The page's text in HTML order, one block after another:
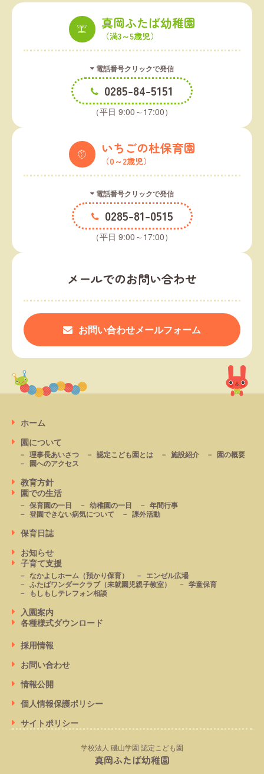
真岡ふたば幼稚園
（満3～5歳児）
電話番号クリックで発信
0285-84-5151
（平日 9:00～17:00）
いちごの杜保育園
（0～2歳児）
電話番号クリックで発信
0285-81-0515
（平日 9:00～17:00）
メールでのお問い合わせ
お問い合わせメールフォーム
ホーム
園について
理事長あいさつ 認定こども園とは 施設紹介
園の概要
園へのアクセス
教育方針
園での生活
保育園の一日 幼稚園の一日
年間行事
登園できない病気について
課外活動
保育日誌
お知らせ
子育て支援
なかよしホーム （預かり保育）
エンゼル広場
ふたばワンダークラブ（未就園児親子教室）
学童保育
もしもしテレフォン相談
入園案内
各種様式ダウンロード
採用情報
お問い合わせ
情報公開
個人情報保護ポリシー
サイトポリシー
学校法人 磯山学園 認定こども園
真岡ふたば幼稚園